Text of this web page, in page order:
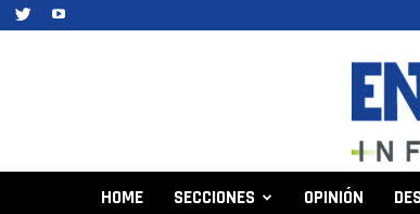
HOME SECCIONES OPINIÓN